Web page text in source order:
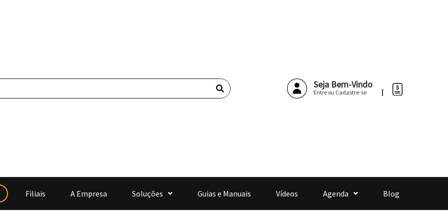
Pesquisar Seja Bem-Vindo
Entre ou Cadastre-se
Filiais A Empresa Soluções Guias e Manuais Vídeos Agenda Blog